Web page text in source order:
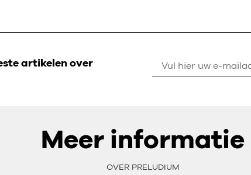
artikelen over
Meer informatie
OVER PRELUDIUM